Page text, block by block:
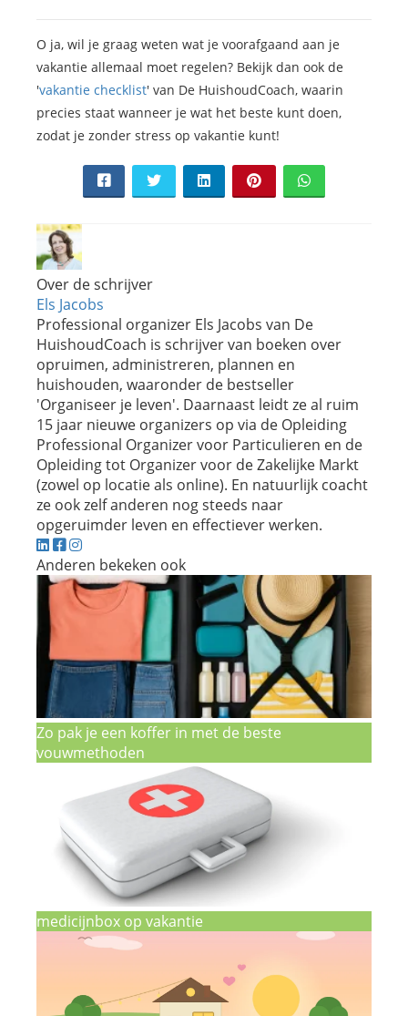
O ja, wil je graag weten wat je voorafgaand aan je
vakantie allemaal moet regelen? Bekijk dan ook de
'vakantie checklist' van De HuishoudCoach, waarin
precies staat wanneer je wat het beste kunt doen,
zodat je zonder stress op vakantie kunt!
Over de schrijver
Els Jacobs
Professional organizer Els Jacobs van De
HuishoudCoach is schrijver van boeken over
opruimen, administreren, plannen en
huishouden, waaronder de bestseller
'Organiseer je leven'. Daarnaast leidt ze al ruim
15 jaar nieuwe organizers op via de Opleiding
Professional Organizer voor Particulieren en de
Opleiding tot Organizer voor de Zakelijke Markt
(zowel op locatie als online). En natuurlijk coacht
ze ook zelf anderen nog steeds naar
opgeruimder leven en effectiever werken.
Anderen bekeken ook
Zo pak je een koffer in met de beste
vouwmethoden
medicijnbox op vakantie